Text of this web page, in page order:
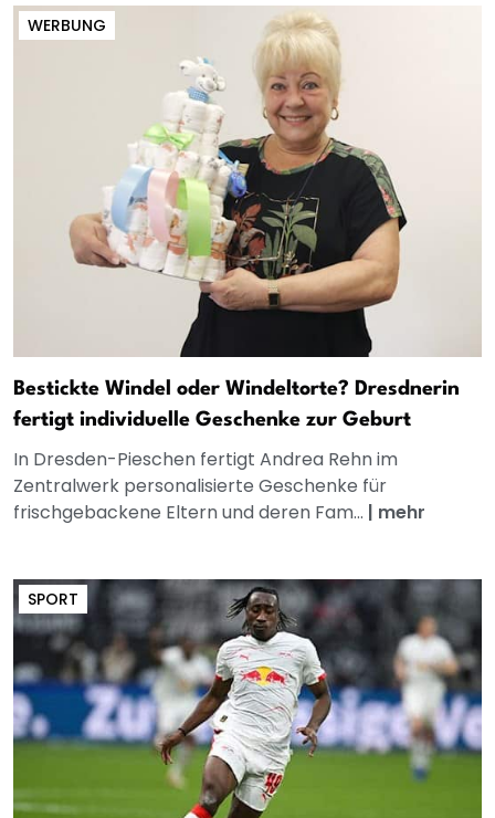
WERBUNG
Bestickte Windel oder Windeltorte? Dresdnerin
fertigt individuelle Geschenke zur Geburt
In Dresden-Pieschen fertigt Andrea Rehn im
Zentralwerk personalisierte Geschenke für
frischgebackene Eltern und deren Fam... | mehr
SPORT